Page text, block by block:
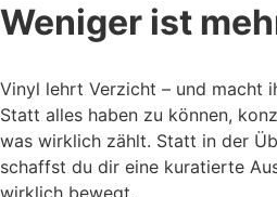
Weniger ist
Vinyl lehrt Verzicht – und macht
Statt alles haben zu können,
was wirklich zählt. Statt in der
schaffst du dir eine kuratierte